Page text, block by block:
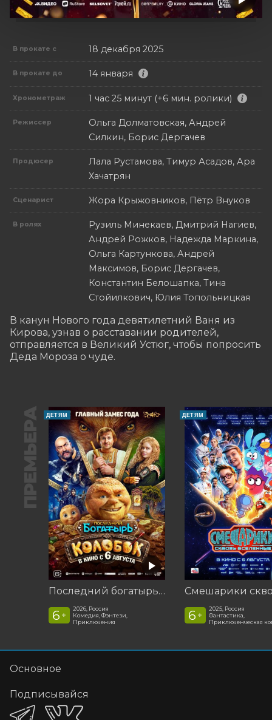
В прокате с 18 декабря 2025
В прокате до 14 января
Хронометраж 1 час 25 минут (+6 мин. ролики)
Режиссер
Ольга Долматовская, Андрей
Силкин, Борис Дергачев
Продюсер
Лала Рустамова, Тимур Асадов, Ара
Хачатрян
Сценарист Жора Крыжовников, Пётр Внуков
В ролях
Рузиль Минекаев, Дмитрий Нагиев,
Андрей Рожков, Надежда Маркина,
Ольга Картункова, Андрей
Максимов, Борис Дергачев,
Константин Белошапка, Тина
Стойилкович, Юлия Топольницкая
В канун Нового года девятилетний Ваня из
Кирова, узнав о расставании родителей,
отправляется в Великий Устюг, чтобы попросить
Деда Мороза о чуде.
ПРЕМЬЕРА ДЕТЯМ
Последний богатырь. Колобок
6 +
2026, Россия
Комедия, Фэнтези,
Приключения
ДЕТЯМ
6 +
2025, Россия
Фантастика,
Приключенческая
Основное
Подписывайся